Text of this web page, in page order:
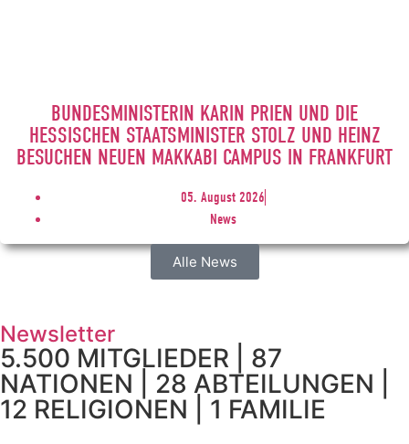
BUNDESMINISTERIN KARIN PRIEN UND DIE
HESSISCHEN STAATSMINISTER STOLZ UND HEINZ
BESUCHEN NEUEN MAKKABI CAMPUS IN FRANKFURT
05. August 2026
News
Alle News
Newsletter
5.500 MITGLIEDER | 87
NATIONEN | 28 ABTEILUNGEN |
12 RELIGIONEN | 1 FAMILIE